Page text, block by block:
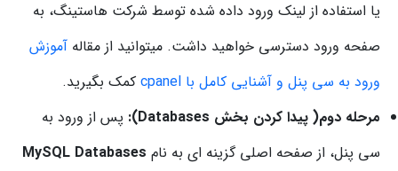
یا استفاده از لینک ورود داده شده توسط شرکت هاستینگ، به
صفحه ورود دسترسی خواهید داشت. میتوانید از مقاله آموزش
ورود به سی پنل و آشنایی کامل با cpanel
کمک بگیرید.
مرحله دوم( پیدا کردن بخش Databases): پس از ورود به
سی پنل، از صفحه اصلیگزینه ای به نام MySQL Databases